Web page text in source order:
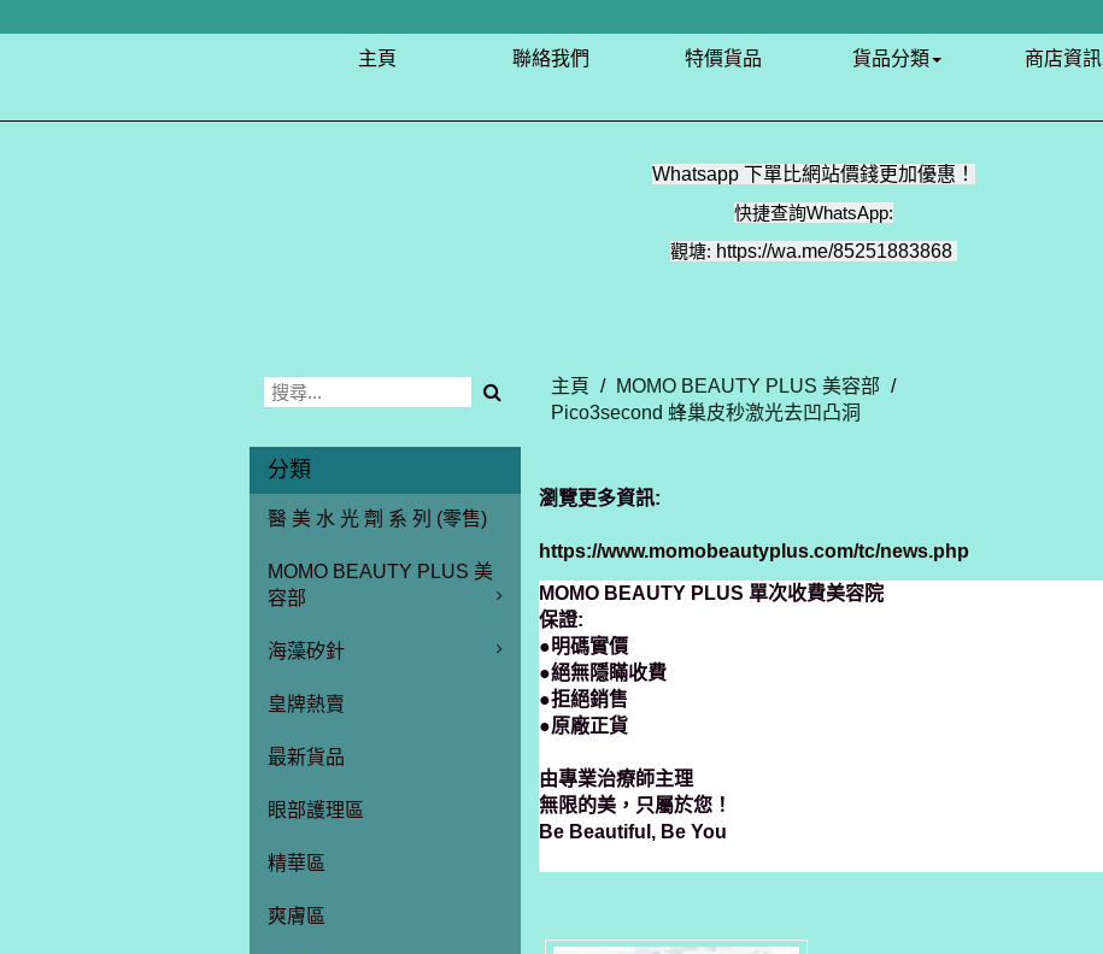
主頁 聯絡我們 特價貨品 貨品分類 商店資訊
Whatsapp 下單比網站價錢更加優惠！
快捷查詢WhatsApp:
觀塘: https://wa.me/85251883868
分類
醫 美 水 光 劑 系 列 (零售)
MOMO BEAUTY PLUS 美
容部
海藻矽針
皇牌熱賣
最新貨品
眼部護理區
精華區
爽膚區
主頁 / MOMO BEAUTY PLUS 美容部 /
Pico3second 蜂巢皮秒激光去凹凸洞
瀏覽更多資訊:
https://www.momobeautyplus.com/tc/news.php
MOMO BEAUTY PLUS 單次收費美容院
保證:
●明碼實價
●絕無隱瞞收費
●拒絕銷售
●原廠正貨
由專業治療師主理
無限的美，只屬於您！
Be Beautiful, Be You